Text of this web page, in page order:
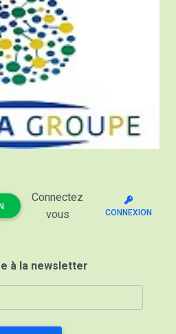
Connectez
vous
CONNEXION
à la newsletter